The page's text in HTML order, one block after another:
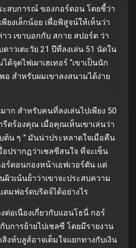
ะสบการณ์ ของกอร์ดอน โดยชี้ว่า
ยงเล็กน้อย เพื่อพิสูจน์ให้เห็นว่า
ว เขาบอกกับ สกาย สปอร์ต ว่า
าวเตะวัย 21 ปีที่ลงเล่น 51 นัดใน
ด้จุดไฟเผาเฮเทอร์ “เขาเป็นนัก
อ สําหรับผมเขาลงสนามได้ง่าย
าก สําหรับคนที่ลงเล่นไปเพียง 50
รีดร้องคุณ เมื่อคุณเห็นเขาเล่นว่า
ต้น ๆ ” มันน่าประหลาดใจเมื่อคืน
ปรากฏว่าเชลซีสนใจ ที่จะเซ็น
ดอนกองหน้าเอฟเวอร์ตัน แต่
วเน้นย้ําว่าเขาจะประสบความ
ตมฟอร์ดบริดจ์ได้อย่างไร
ต่อเนื่องเกี่ยวกับแอนโธนี่ กอร์
บการย้ายไปเชลซี โดยมีรายงาน
งห์บลูส์อาจเต็มใจแยกทางกับเงิน